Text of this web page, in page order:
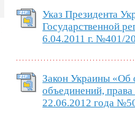
Указ Президента
Государственной
6.04.2011 г. №401/
Закон Украины «Об
объединений, права
22.06.2012 года